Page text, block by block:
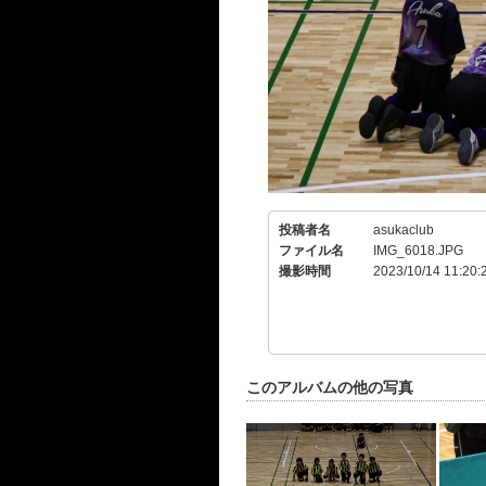
投稿者名
asukaclub
ファイル名
IMG_6018.JPG
撮影時間
2023/10/14
このアルバムの他の写真